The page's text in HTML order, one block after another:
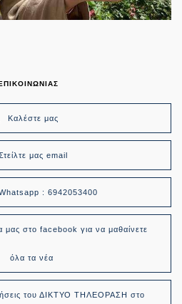
Καλέστε μας
μας email
: 6942053400
μας στο facebook για να μαθαίνετε
όλα τα νέα
του ΔΙΚΤΥΟ ΤΗΛΕΟΡΑΣΗ στο